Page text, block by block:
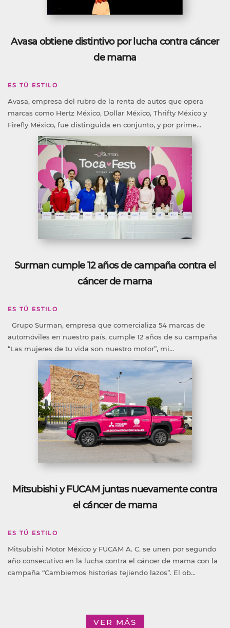
Avasa obtiene distintivo por lucha contra cáncer
de mama
ES TÚ ESTILO
Avasa, empresa del rubro de la renta de autos que opera
marcas como Hertz México, Dollar México, Thrifty México y
Firefly México, fue distinguida en conjunto, y por prime...
Surman cumple 12 años de campaña contra el
cáncer de mama
ES TÚ ESTILO
Grupo Surman, empresa que comercializa 54 marcas de
automóviles en nuestro país, cumple 12 años de su campaña
“Las mujeres de tu vida son nuestro motor”, mi...
Mitsubishi y FUCAM juntas nuevamente contra
el cáncer de mama
ES TÚ ESTILO
Mitsubishi Motor México y FUCAM A. C. se unen por segundo
año consecutivo en la lucha contra el cáncer de mama con la
campaña “Cambiemos historias tejiendo lazos”. El ob...
VER MÁS